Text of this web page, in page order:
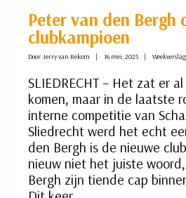
Peter van den Bergh
clubkampioen
Door Jerry van Rekom 16 mei, 2025
SLIEDRECHT – Het zat er
komen, maar in de laatste
interne competitie van
Sliedrecht werd het echt
den Bergh is de nieuwe
nieuw niet het juiste
Bergh zijn tiende cap